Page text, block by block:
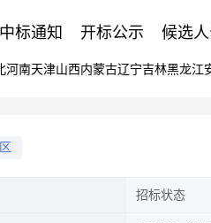
中标通知 开标公示 候选
河南天津山西内蒙古辽宁吉林黑龙江
招标状态